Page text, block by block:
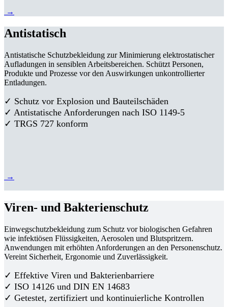
→
Antistatisch
Antistatische Schutzbekleidung zur Minimierung elektrostatischer
Aufladungen in sensiblen Arbeitsbereichen. Schützt Personen,
Produkte und Prozesse vor den Auswirkungen unkontrollierter
Entladungen.
✓ Schutz vor Explosion und Bauteilschäden
✓ Antistatische Anforderungen nach ISO 1149-5
✓ TRGS 727 konform
→
Viren- und Bakterienschutz
Einwegschutzbekleidung zum Schutz vor biologischen Gefahren
wie infektiösen Flüssigkeiten, Aerosolen und Blutspritzern.
Anwendungen mit erhöhten Anforderungen an den Personenschutz.
Vereint Sicherheit, Ergonomie und Zuverlässigkeit.
✓ Effektive Viren und Bakterienbarriere
✓ ISO 14126 und DIN EN 14683
✓ Getestet, zertifiziert und kontinuierliche Kontrollen